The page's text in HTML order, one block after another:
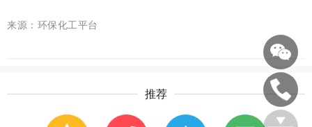
来源：环保化工平台
推荐